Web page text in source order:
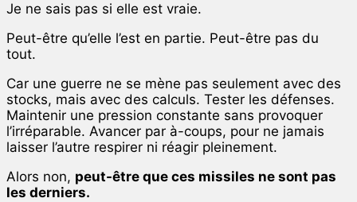
Je ne sais pas si elle est vraie.
Peut-être qu’elle l’est en partie. Peut-être pas du
tout.
Car une guerre ne se mène pas seulement avec des
stocks, mais avec des calculs. Tester les défenses.
Maintenir une pression constante sans provoquer
l’irréparable. Avancer par à-coups, pour ne jamais
laisser l’autre respirer ni réagir pleinement.
Alors non, peut-être que ces missiles ne sont pas
les derniers.